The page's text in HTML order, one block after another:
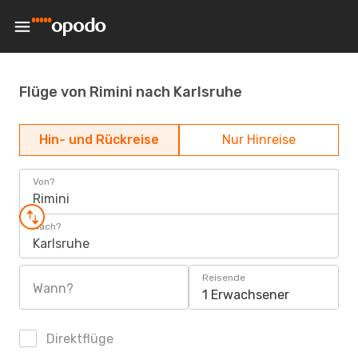
Flüge von Rimini nach Karlsruhe
Hin- und Rückreise Nur Hinreise
Von?
Rimini
Nach?
Karlsruhe
Wann?
Reisende
1 Erwachsener
Direktflüge